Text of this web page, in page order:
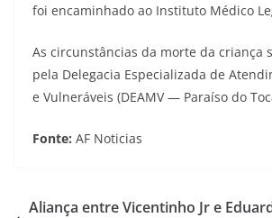
foi encaminhado ao Instituto Médico
As circunstâncias da morte da criança
pela Delegacia Especializada de
e Vulneráveis (DEAMV — Paraíso do
Fonte: AF Noticias
Aliança entre Vicentinho Jr e